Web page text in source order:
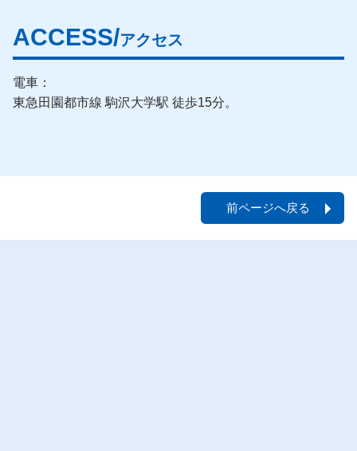
ACCESS/アクセス
電車：
東急田園都市線 駒沢大学駅 徒歩15分。
前ページへ戻る